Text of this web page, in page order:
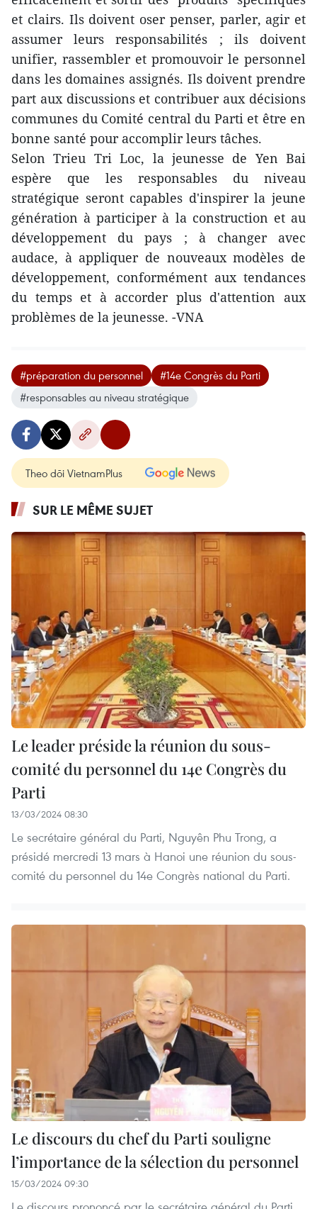
et clairs. Ils doivent oser penser, parler, agir et
assumer leurs responsabilités ; ils doivent
unifier, rassembler et promouvoir le personnel
dans les domaines assignés. Ils doivent prendre
part aux discussions et contribuer aux décisions
communes du Comité central du Parti et être en
bonne santé pour accomplir leurs tâches.
Selon Trieu Tri Loc, la jeunesse de Yen Bai
espère que les responsables du niveau
stratégique seront capables d'inspirer la jeune
génération à participer à la construction et au
développement du pays ; à changer avec
audace, à appliquer de nouveaux modèles de
développement, conformément aux tendances
du temps et à accorder plus d'attention aux
problèmes de la jeunesse. -VNA
#préparation du personnel
#14e Congrès du Parti
#responsables au niveau stratégique
Theo dõi VietnamPlus
SUR LE MÊME SUJET
Le leader préside la réunion du sous-
comité du personnel du 14e Congrès du
Parti
13/03/2024 08:30
Le secrétaire général du Parti, Nguyên Phu Trong, a
présidé mercredi 13 mars à Hanoi une réunion du sous-
comité du personnel du 14e Congrès national du Parti.
Le discours du chef du Parti souligne
l’importance de la sélection du personnel
15/03/2024 09:30